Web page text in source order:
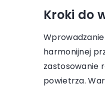
Kroki do
harmonijnej
zastosowanie
powietrza.